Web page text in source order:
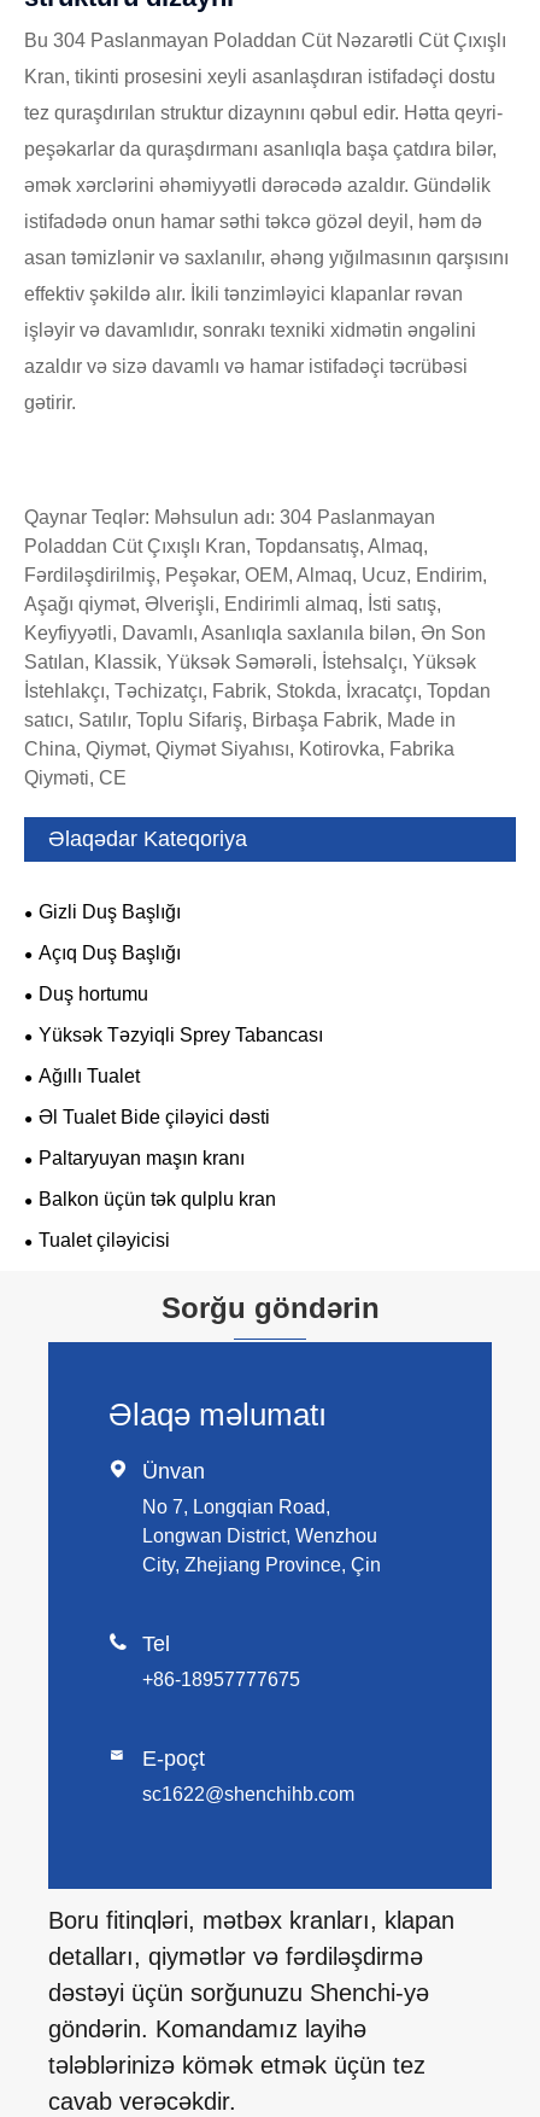
Bu 304 Paslanmayan Poladdan Cüt Nəzarətli Cüt Çıxışlı
Kran, tikinti prosesini xeyli asanlaşdıran istifadəçi dostu
tez quraşdırılan struktur dizaynını qəbul edir. Hətta qeyri-
peşəkarlar da quraşdırmanı asanlıqla başa çatdıra bilər,
əmək xərclərini əhəmiyyətli dərəcədə azaldır. Gündəlik
istifadədə onun hamar səthi təkcə gözəl deyil, həm də
asan təmizlənir və saxlanılır, əhəng yığılmasının qarşısını
effektiv şəkildə alır. İkili tənzimləyici klapanlar rəvan
işləyir və davamlıdır, sonrakı texniki xidmətin əngəlini
azaldır və sizə davamlı və hamar istifadəçi təcrübəsi
gətirir.
Qaynar Teqlər: Məhsulun adı: 304 Paslanmayan
Poladdan Cüt Çıxışlı Kran, Topdansatış, Almaq,
Fərdiləşdirilmiş, Peşəkar, OEM, Almaq, Ucuz, Endirim,
Aşağı qiymət, Əlverişli, Endirimli almaq, İsti satış,
Keyfiyyətli, Davamlı, Asanlıqla saxlanıla bilən, Ən Son
Satılan, Klassik, Yüksək Səmərəli, İstehsalçı, Yüksək
İstehlakçı, Təchizatçı, Fabrik, Stokda, İxracatçı, Topdan
satıcı, Satılır, Toplu Sifariş, Birbaşa Fabrik, Made in
China, Qiymət, Qiymət Siyahısı, Kotirovka, Fabrika
Qiyməti, CE
Əlaqədar Kateqoriya
Gizli Duş Başlığı
Açıq Duş Başlığı
Duş hortumu
Yüksək Təzyiqli Sprey Tabancası
Ağıllı Tualet
Əl Tualet Bide çiləyici dəsti
Paltaryuyan maşın kranı
Balkon üçün tək qulplu kran
Tualet çiləyicisi
Sorğu göndərin
Əlaqə məlumatı
 Ünvan
No 7, Longqian Road,
Longwan District, Wenzhou
City, Zhejiang Province, Çin
 Tel
+86-18957777675
 E-poçt
sc1622@shenchihb.com
Boru fitinqləri, mətbəx kranları, klapan
detalları, qiymətlər və fərdiləşdirmə
dəstəyi üçün sorğunuzu Shenchi-yə
göndərin. Komandamız layihə
tələblərinizə kömək etmək üçün tez
cavab verəcəkdir.